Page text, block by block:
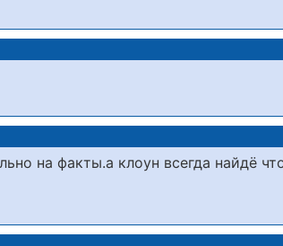
на факты.а клоун всегда найдё